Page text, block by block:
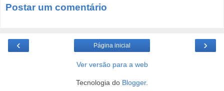
Postar um comentário
‹ ›
Página inicial
Ver versão para a web
Tecnologia do Blogger.